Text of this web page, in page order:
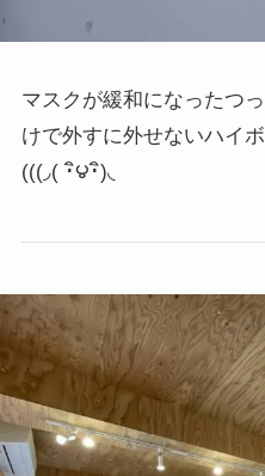
マスクが緩和になったつ
けで外すに外せないハイ
(((◞( ･ิ౪･ิ)◟